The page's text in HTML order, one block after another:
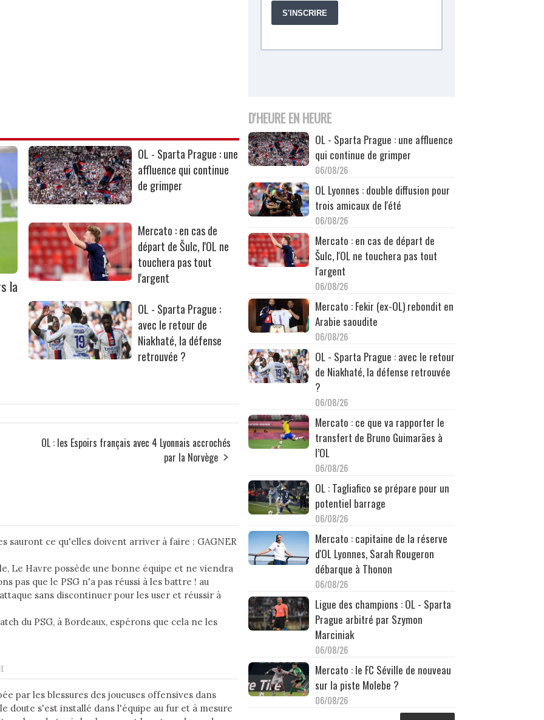
la
OL - Sparta Prague : une
affluence qui continue
de grimper
Mercato : en cas de
départ de Šulc, l'OL ne
touchera pas tout
l'argent
OL - Sparta Prague :
avec le retour de
Niakhaté, la défense
retrouvée ?
OL : les Espoirs français avec 4 Lyonnais accrochés
par la Norvège
sauront ce qu'elles doivent arriver à faire : GAGNER
Le Havre possède une bonne équipe et ne viendra
pas que le PSG n'a pas réussi à les battre ! au
sans discontinuer pour les user et réussir à
du PSG, à Bordeaux, espérons que cela ne les
par les blessures des joueuses offensives dans
doute s'est installé dans l'équipe au fur et à mesure
D'HEURE EN HEURE
OL - Sparta Prague : une affluence
qui continue de grimper
06/08/26
OL Lyonnes : double diffusion pour
trois amicaux de l'été
06/08/26
Mercato : en cas de départ de
Šulc, l'OL ne touchera pas tout
l'argent
06/08/26
Mercato : Fekir (ex-OL) rebondit en
Arabie saoudite
06/08/26
OL - Sparta Prague : avec le retour
de Niakhaté, la défense retrouvée
?
06/08/26
Mercato : ce que va rapporter le
transfert de Bruno Guimarães à
l’OL
06/08/26
OL : Tagliafico se prépare pour un
potentiel barrage
06/08/26
Mercato : capitaine de la réserve
d'OL Lyonnes, Sarah Rougeron
débarque à Thonon
06/08/26
Ligue des champions : OL - Sparta
Prague arbitré par Szymon
Marciniak
06/08/26
Mercato : le FC Séville de nouveau
sur la piste Molebe ?
06/08/26